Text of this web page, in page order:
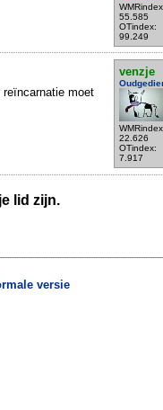
55.585
OTindex:
99.249
venzje
22.626
OTindex:
7.917
moet
lid zijn.
versie